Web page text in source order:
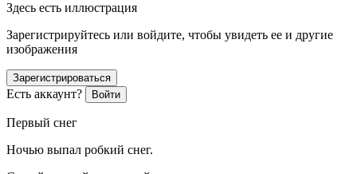
Здесь есть иллюстрация
Зарегистрируйтесь или войдите, чтобы увидеть ее и другие
изображения
Зарегистрироваться
Есть аккаунт? Войти
Первый снег
Ночью выпал робкий снег.